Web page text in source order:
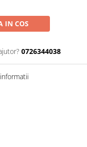
IN COS
0726344038